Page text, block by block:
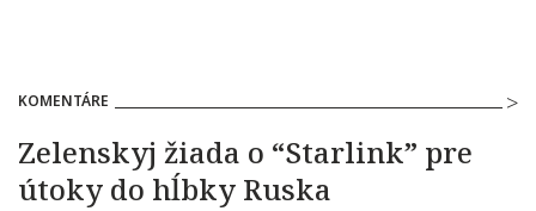
KOMENTÁRE
Zelenskyj žiada o “Starlink” pre
útoky do hĺbky Ruska